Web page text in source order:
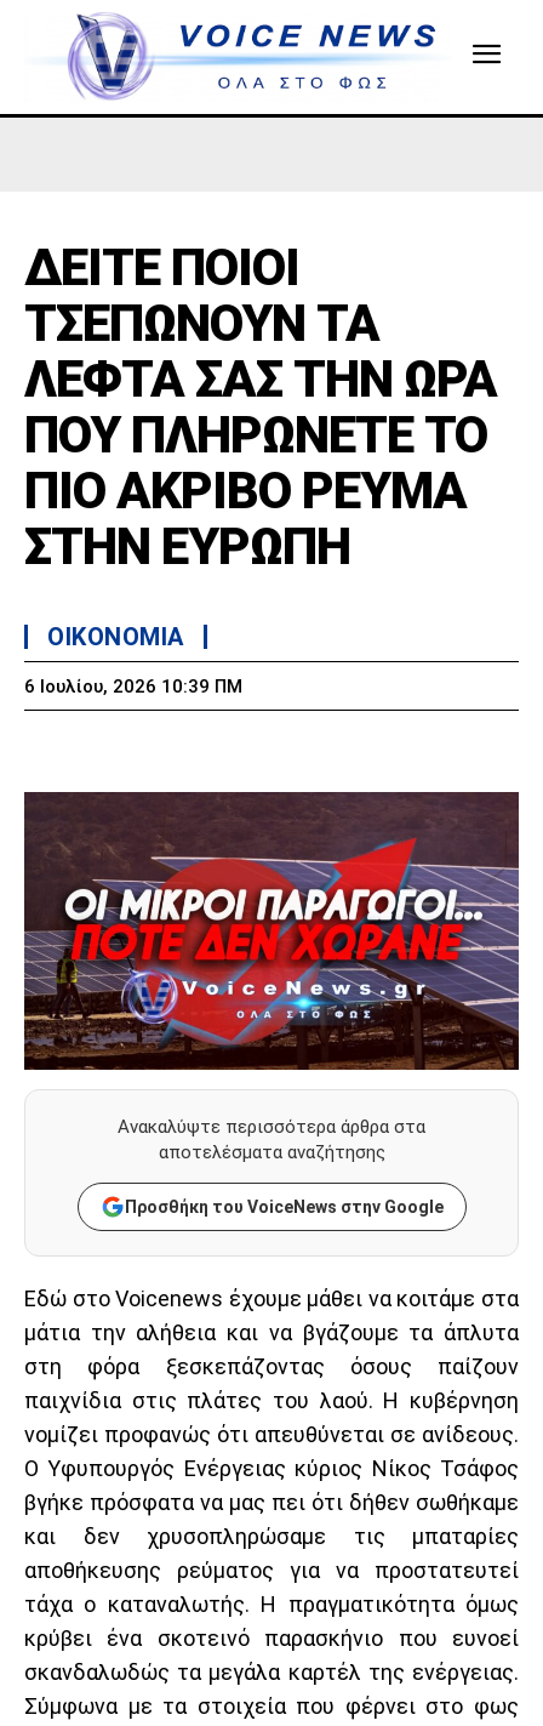
ΔΕΙΤΕ ΠΟΙΟΙ
ΤΣΕΠΩΝΟΥΝ ΤΑ
ΛΕΦΤΑ ΣΑΣ ΤΗΝ ΩΡΑ
ΠΟΥ ΠΛΗΡΩΝΕΤΕ ΤΟ
ΠΙΟ ΑΚΡΙΒΟ ΡΕΥΜΑ
ΣΤΗΝ ΕΥΡΩΠΗ
OIKONOMIA
6 Ιουλίου, 2026 10:39 ΠΜ
Ανακαλύψτε περισσότερα άρθρα στα
αποτελέσματα αναζήτησης
Προσθήκη του VoiceNews στην Google
Εδώ στο Voicenews έχουμε μάθει να κοιτάμε στα
μάτια την αλήθεια και να βγάζουμε τα άπλυτα
στη φόρα ξεσκεπάζοντας όσους παίζουν
παιχνίδια στις πλάτες του λαού. Η κυβέρνηση
νομίζει προφανώς ότι απευθύνεται σε ανίδεους.
Ο Υφυπουργός Ενέργειας κύριος Νίκος Τσάφος
βγήκε πρόσφατα να μας πει ότι δήθεν σωθήκαμε
και δεν χρυσοπληρώσαμε τις μπαταρίες
αποθήκευσης ρεύματος για να προστατευτεί
τάχα ο καταναλωτής. Η πραγματικότητα όμως
κρύβει ένα σκοτεινό παρασκήνιο που ευνοεί
σκανδαλωδώς τα μεγάλα καρτέλ της ενέργειας.
Σύμφωνα με τα στοιχεία που φέρνει στο φως